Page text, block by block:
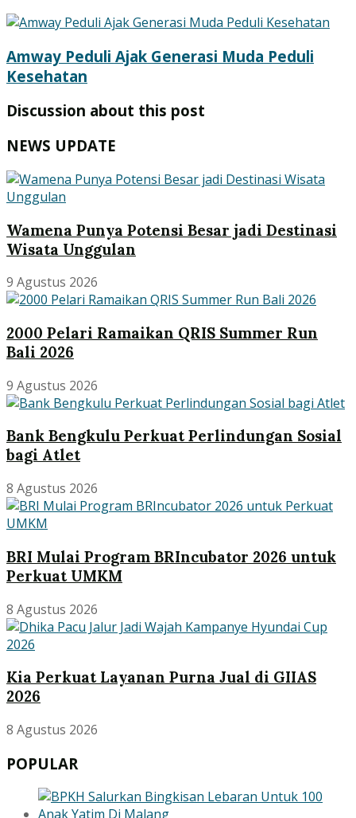
Amway Peduli Ajak Generasi Muda Peduli
Kesehatan
Discussion about this post
NEWS UPDATE
Wamena Punya Potensi Besar jadi Destinasi
Wisata Unggulan
9 Agustus 2026
2000 Pelari Ramaikan QRIS Summer Run
Bali 2026
9 Agustus 2026
Bank Bengkulu Perkuat Perlindungan Sosial
bagi Atlet
8 Agustus 2026
BRI Mulai Program BRIncubator 2026 untuk
Perkuat UMKM
8 Agustus 2026
Kia Perkuat Layanan Purna Jual di GIIAS
2026
8 Agustus 2026
POPULAR